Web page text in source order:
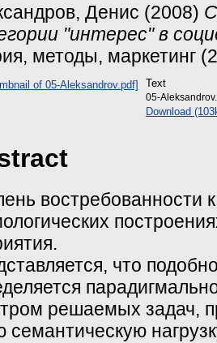
Денис (2008)
"интерес" в
методы, маркетинг
Text
05-
Download
востребованноcти
что
решаемых задач,
семантическую